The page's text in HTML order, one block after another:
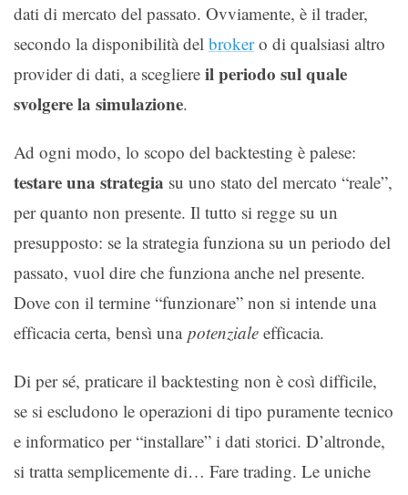
dati di mercato del passato. Ovviamente, è il trader,
secondo la disponibilità del brokero di qualsiasi altro
provider di dati, a scegliere il periodo sul quale
svolgere la simulazione.
Ad ogni modo, lo scopo del backtesting è palese:
testare una strategia su uno stato del mercato “reale”,
per quanto non presente. Il tutto si regge su un
presupposto: se la strategia funziona su un periodo del
passato, vuol dire che funziona anche nel presente.
Dove con il termine “funzionare” non si intende una
efficacia certa, bensì una potenziale efficacia.
Di per sé, praticare il backtesting non è così difficile,
se si escludono le operazioni di tipo puramente tecnico
e informatico per “installare” i dati storici. D’altronde,
si tratta semplicemente di… Fare trading. Le uniche